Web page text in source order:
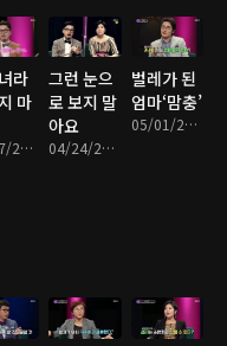
라
마
04/17/2017 • 50분
그런 눈으
로 보지 말
아요
04/24/2017 • 44분
벌레가 된
엄마‘맘충’
05/01/2017 • 47분